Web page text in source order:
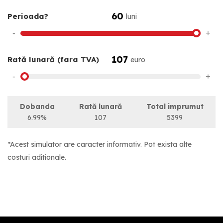
Perioada? 60 luni
- +
Rată lunară (fara TVA) 107 euro
- +
Dobanda
6.99%
Rată lunară
107
Total imprumut
5399
*Acest simulator are caracter informativ. Pot exista alte
costuri aditionale.